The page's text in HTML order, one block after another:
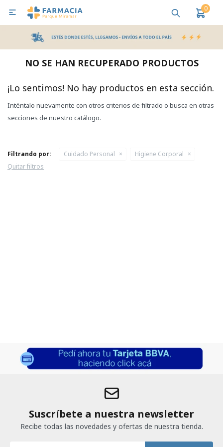
0

NO SE HAN RECUPERADO PRODUCTOS
¡Lo sentimos! No hay productos en esta sección.
Inténtalo nuevamente con otros criterios de filtrado o busca en otras
secciones de nuestro catálogo.
Filtrando por: Cuidado Personal
Higiene Corporal
Quitar filtros
Suscríbete a nuestra newsletter
Recibe todas las novedades y ofertas de nuestra tienda.
MI CUENTA
Bebes y Maternidad Salud
Pañales y Toallitas
Lactancia y Nutrición
Higiene y Bienestar